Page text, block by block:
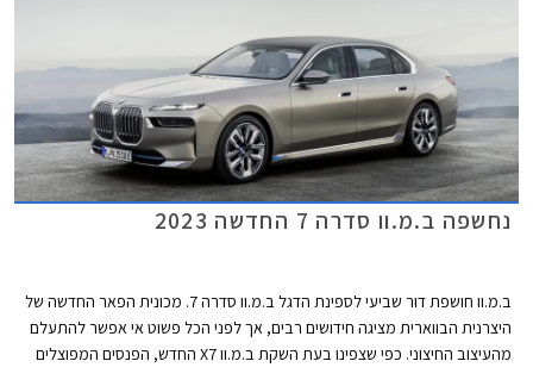
נחשפה ב.מ.וו סדרה 7 החדשה 2023
ב.מ.וו חושפת דור שביעי לספינת הדגל ב.מ.וו סדרה 7. מכונית הפאר החדשה של
היצרנית הבווארית מציגה חידושים רבים, אך לפני הכל פשוט אי אפשר להתעלם
מהעיצוב החיצוני. כפי שצפינו בעת השקת ב.מ.וו X7 החדש, הפנסים המפוצלים